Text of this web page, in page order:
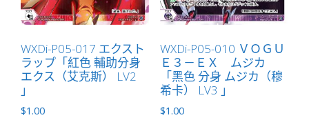
WXDi-P05-017 エクスト
ラップ「紅色 輔助分身
エクス（艾克斯） LV2
」
$1.00
WXDi-P05-010 ＶＯＧＵ
Ｅ３－ＥＸ ムジカ
「黑色 分身 ムジカ（穆
希卡） LV3 」
$1.00